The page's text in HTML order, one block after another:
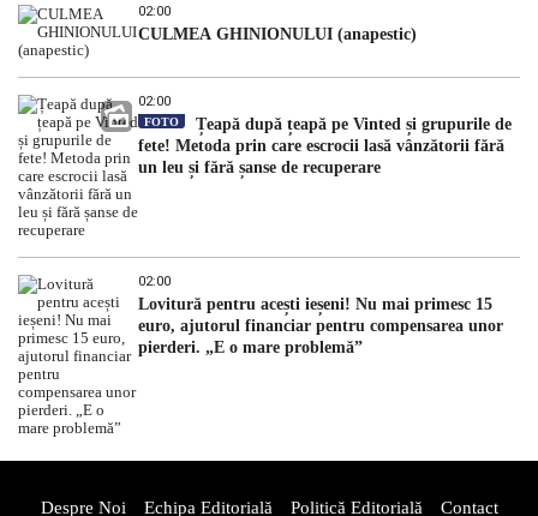
02:00
CULMEA GHINIONULUI (anapestic)
02:00
FOTO
Țeapă după țeapă pe Vinted și grupurile de
fete! Metoda prin care escrocii lasă vânzătorii fără
un leu și fără șanse de recuperare
02:00
Lovitură pentru acești ieșeni! Nu mai primesc 15
euro, ajutorul financiar pentru compensarea unor
pierderi. „E o mare problemă”
Despre Noi Echipa Editorială Politică Editorială Contact